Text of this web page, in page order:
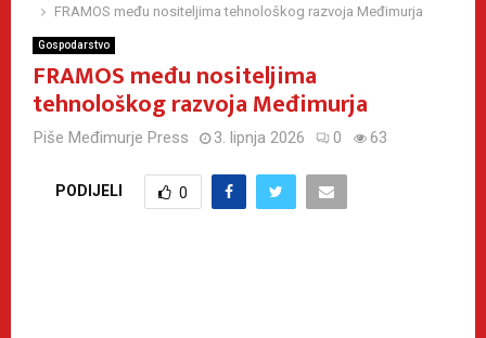
FRAMOS među nositeljima tehnološkog razvoja Međimurja
Gospodarstvo
FRAMOS među nositeljima
tehnološkog razvoja Međimurja
Piše Međimurje Press 3. lipnja 2026 0 63
PODIJELI 0